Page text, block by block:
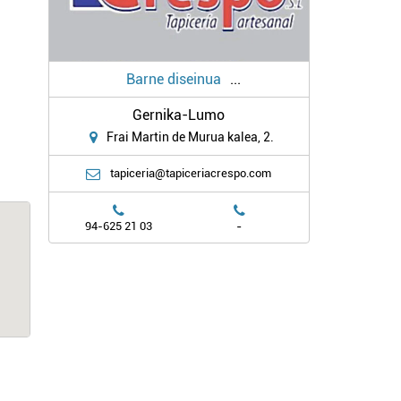
Barne diseinua ...
Gernika-Lumo
Frai Martin de Murua kalea, 2.
tapiceria@tapiceriacrespo.com
94-625 21 03 -